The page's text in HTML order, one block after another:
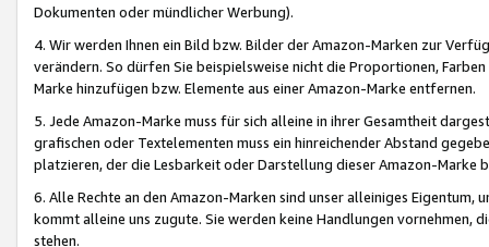
Dokumenten oder mündlicher Werbung).
4. Wir werden Ihnen ein Bild bzw. Bilder der Amazon-Marken zur
verändern. So dürfen Sie beispielsweise nicht die Proportionen,
Marke hinzufügen bzw. Elemente aus einer Amazon-Marke entfernen.
5. Jede Amazon-Marke muss für sich alleine in ihrer Gesamtheit
grafischen oder Textelementen muss ein hinreichender Abstand
platzieren, der die Lesbarkeit oder Darstellung dieser Amazon-Marke
6. Alle Rechte an den Amazon-Marken sind unser alleiniges
kommt alleine uns zugute. Sie werden keine Handlungen vornehmen,
stehen.